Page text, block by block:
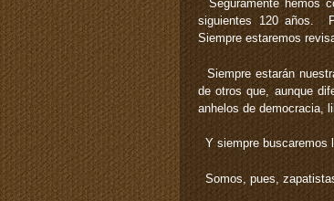
Seguramente hemos
siguientes 120 años.
Siempre estaremos
Siempre estarán
de otros que, aunque
anhelos de democracia,
Y siempre buscaremos
Somos, pues,